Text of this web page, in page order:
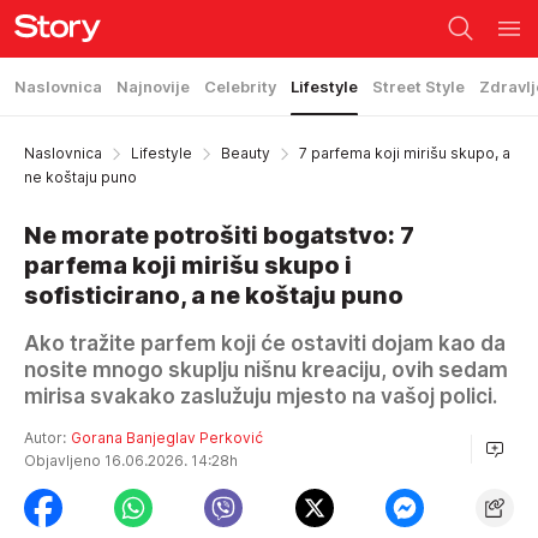
Naslovnica Najnovije Celebrity Lifestyle Street Style
Naslovnica Lifestyle Beauty
7 parfema koji mirišu skupo, a
ne koštaju puno
Ne morate potrošiti bogatstvo: 7
parfema koji mirišu skupo i
sofisticirano, a ne koštaju puno
Ako tražite parfem koji će ostaviti dojam kao da
nosite mnogo skuplju nišnu kreaciju, ovih sedam
mirisa svakako zaslužuju mjesto na vašoj polici.
Autor: Gorana Banjeglav Perković
Objavljeno 16.06.2026. 14:28h